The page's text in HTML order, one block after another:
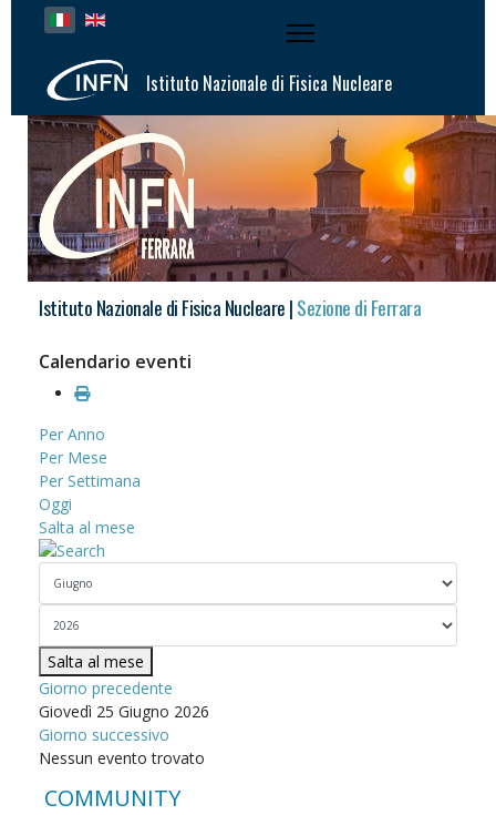
Seleziona la tua lingua
Istituto Nazionale di Fisica Nucleare
Istituto Nazionale di Fisica Nucleare |Sezione di Ferrara
Calendario eventi
Per Anno
Per Mese
Per Settimana
Oggi
Salta al mese
Salta al mese
Giorno precedente
Giovedì 25 Giugno 2026
Giorno successivo
Nessun evento trovato
COMMUNITY